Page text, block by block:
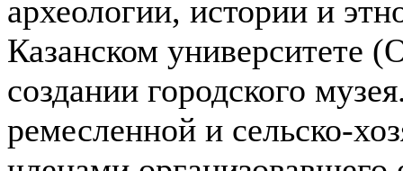
археологии, истории и
Казанском университете
создании городского
ремесленной и сельско-